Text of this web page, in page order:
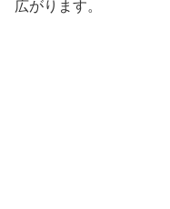
広がります。